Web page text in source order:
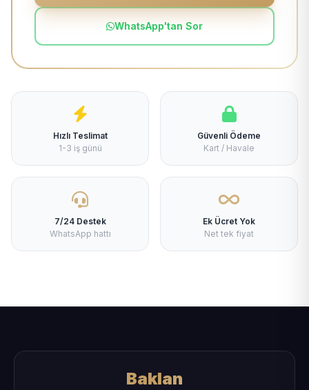
WhatsApp'tan Sor
Hızlı Teslimat
1-3 iş günü
Güvenli Ödeme
Kart / Havale
7/24 Destek
WhatsApp hattı
Ek Ücret Yok
Net tek fiyat
Baklan